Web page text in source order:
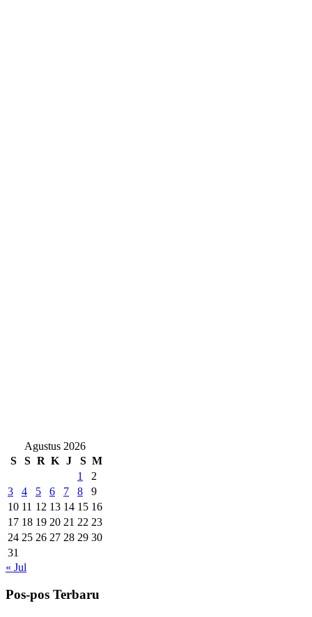
Agustus 2026
S
S R K J S M
1
2
3
4 5 6 7 8
9
10 11 12 13 14 15 16
17 18 19 20 21 22 23
24 25 26 27 28 29 30
31
« Jul
Pos-pos Terbaru